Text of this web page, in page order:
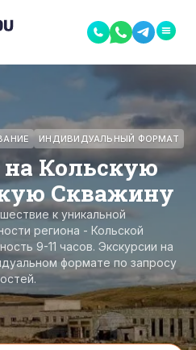
ИНДИВИДУАЛЬНЫЙ ФОРМАТ
Кольскую
Скважину
к уникальной
региона - Кольской
9-11 часов. Экскурсии на
формате по запросу